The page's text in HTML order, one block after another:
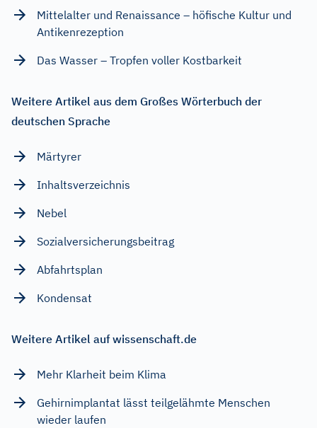
Mittelalter und Renaissance – höfische Kultur und
Antikenrezeption
Das Wasser – Tropfen voller Kostbarkeit
Weitere Artikel aus dem Großes Wörterbuch der
deutschen Sprache
Märtyrer
Inhaltsverzeichnis
Nebel
Sozialversicherungsbeitrag
Abfahrtsplan
Kondensat
Weitere Artikel auf wissenschaft.de
Mehr Klarheit beim Klima
Gehirnimplantat lässt teilgelähmte Menschen
wieder laufen